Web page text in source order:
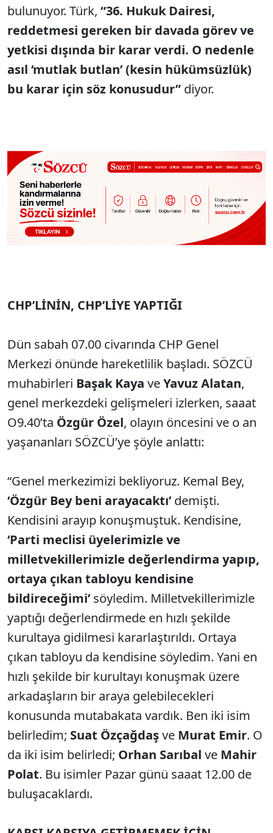
bulunuyor. Türk, “36. Hukuk Dairesi,
reddetmesi gereken bir davada görev ve
yetkisi dışında bir karar verdi. O nedenle
asıl ‘mutlak butlan’ (kesin hükümsüzlük)
bu karar için söz konusudur” diyor.
CHP’LİNİN, CHP’LİYE YAPTIĞI
Dün sabah 07.00 civarında CHP Genel
Merkezi önünde hareketlilik başladı. SÖZCÜ
muhabirleri Başak Kaya veYavuz Alatan,
genel merkezdeki gelişmeleri izlerken, saaat
O9.40’ta Özgür Özel, olayın öncesini ve o an
yaşananları SÖZCÜ’ye şöyle anlattı:
“Genel merkezimizi bekliyoruz. Kemal Bey,
‘Özgür Bey beni arayacaktı’ demişti.
Kendisini arayıp konuşmuştuk. Kendisine,
‘Parti meclisi üyelerimizle ve
milletvekillerimizle değerlendirma yapıp,
ortaya çıkan tabloyu kendisine
bildireceğimi’ söyledim. Milletvekillerimizle
yaptığı değerlendirmede en hızlı şekilde
kurultaya gidilmesi kararlaştırıldı. Ortaya
çıkan tabloyu da kendisine söyledim. Yani en
hızlı şekilde bir kurultayı konuşmak üzere
arkadaşların bir araya gelebilecekleri
konusunda mutabakata vardık. Ben iki isim
belirledim; Suat Özçağdaşve Murat Emir. O
da iki isim belirledi; Orhan Sarıbal ve Mahir
Polat. Bu isimler Pazar günü saaat 12.00 de
buluşacaklardı.